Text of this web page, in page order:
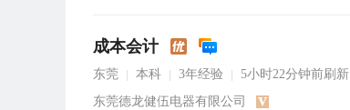
成本会计
东莞 本科 3年经验
5小时22分钟前刷新
东莞德龙健伍电器有限公司